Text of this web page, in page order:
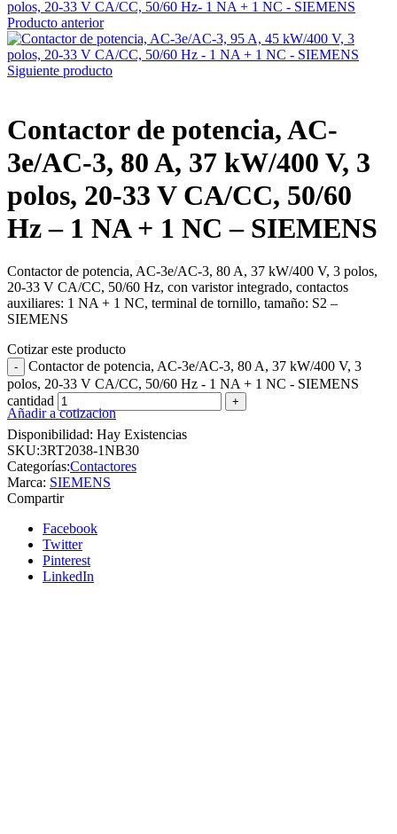
Producto anterior
Siguiente producto
Contactor de potencia, AC-
3e/AC-3, 80 A, 37 kW/400 V, 3
polos, 20-33 V CA/CC, 50/60
Hz – 1 NA + 1 NC – SIEMENS
Contactor de potencia, AC-3e/AC-3, 80 A, 37 kW/400 V, 3 polos,
20-33 V CA/CC, 50/60 Hz, con varistor integrado, contactos
auxiliares: 1 NA + 1 NC, terminal de tornillo, tamaño: S2 –
SIEMENS
Cotizar este producto
Contactor de potencia, AC-3e/AC-3, 80 A, 37 kW/400 V, 3
polos, 20-33 V CA/CC, 50/60 Hz - 1 NA + 1 NC - SIEMENS
cantidad
Añadir a cotizacion
Disponibilidad: Hay Existencias
SKU:3RT2038-1NB30
Categorías:Contactores
Marca: SIEMENS
Compartir
Facebook
Twitter
Pinterest
LinkedIn